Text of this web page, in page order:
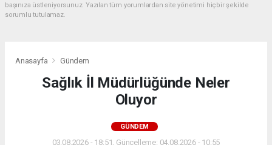
başınıza üstleniyorsunuz. Yazılan tüm yorumlardan site yönetimi hiçbir şekilde
sorumlu tutulamaz.
Anasayfa Gündem
Sağlık İl Müdürlüğünde Neler
Oluyor
GÜNDEM
03.08.2026 - 18:51, Güncelleme: 04.08.2026 - 10:55